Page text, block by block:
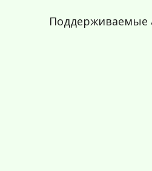
Поддерживаемые